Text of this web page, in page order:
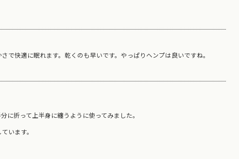
快適に眠れます。乾くのも早いです。やっぱりヘンプは良いですね。
折って上半身に纏うように使ってみました。
います。